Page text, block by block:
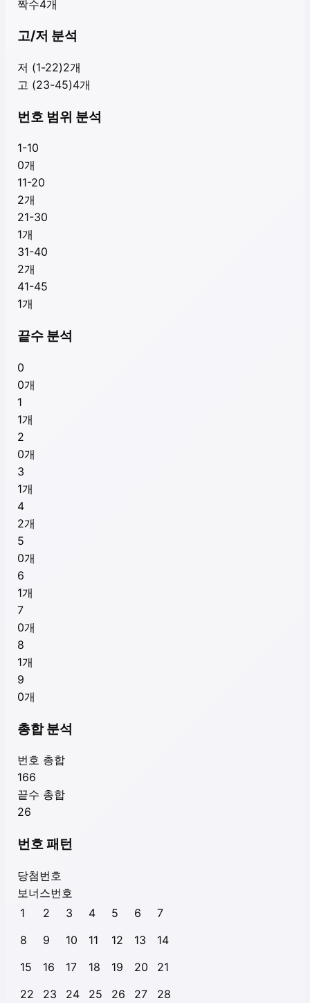
짝수4개
고/저 분석
저 (1-22)2개
고 (23-45)4개
번호 범위 분석
1-10
0개
11-20
2개
21-30
1개
31-40
2개
41-45
1개
끝수 분석
0
0개
1
1개
2
0개
3
1개
4
2개
5
0개
6
1개
7
0개
8
1개
9
0개
총합 분석
번호 총합
166
끝수 총합
26
번호 패턴
당첨번호
보너스번호
1
2 3 4 5 6
7
8
9 10 11 12 13
14
15
16 17 18 19 20
21
22
23 24 25 26 27
28